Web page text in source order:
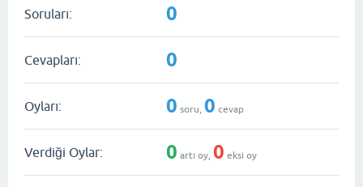
Soruları: 0
Cevapları: 0
Oyları: 0 soru, 0 cevap
Verdiği Oylar: 0 artı oy, 0 eksi oy